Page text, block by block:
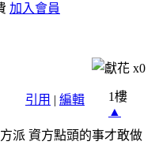
加入會員
x0
引用 | 編輯
1樓
▲
派 資方點頭的事才敢做